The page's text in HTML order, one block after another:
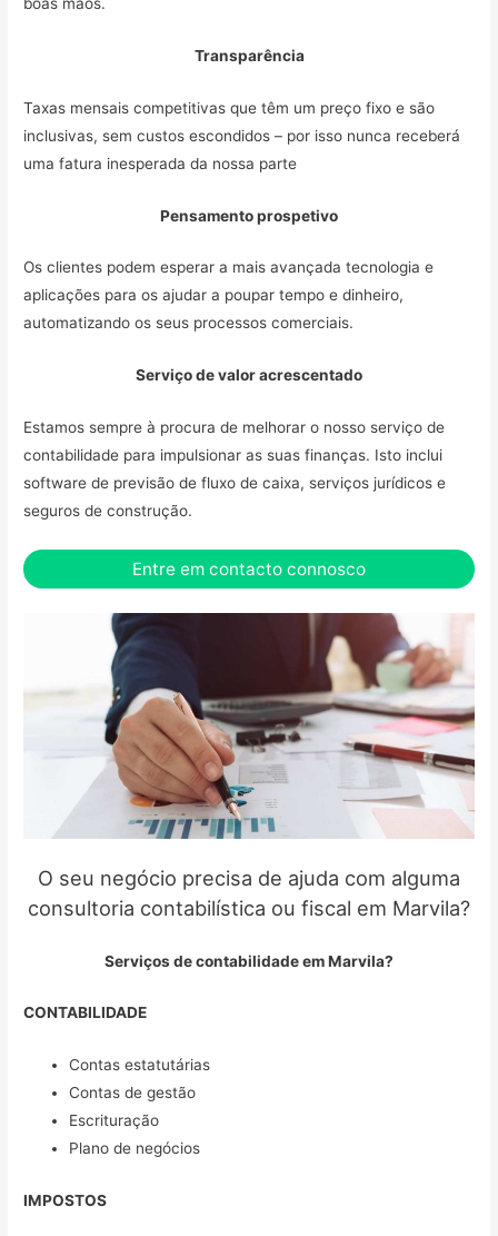
Transparência
Taxas mensais competitivas que têm um preço fixo e são
inclusivas, sem custos escondidos – por isso nunca receberá
uma fatura inesperada da nossa parte
Pensamento prospetivo
Os clientes podem esperar a mais avançada tecnologia e
aplicações para os ajudar a poupar tempo e dinheiro,
automatizando os seus processos comerciais.
Serviço de valor acrescentado
Estamos sempre à procura de melhorar o nosso serviço de
contabilidade para impulsionar as suas finanças. Isto inclui
software de previsão de fluxo de caixa, serviços jurídicos e
seguros de construção.
Entre em contacto connosco
O seu negócio precisa de ajuda com alguma
consultoria contabilística ou fiscal em Marvila?
Serviços de contabilidade em Marvila?
CONTABILIDADE
Contas estatutárias
Contas de gestão
Escrituração
Plano de negócios
IMPOSTOS